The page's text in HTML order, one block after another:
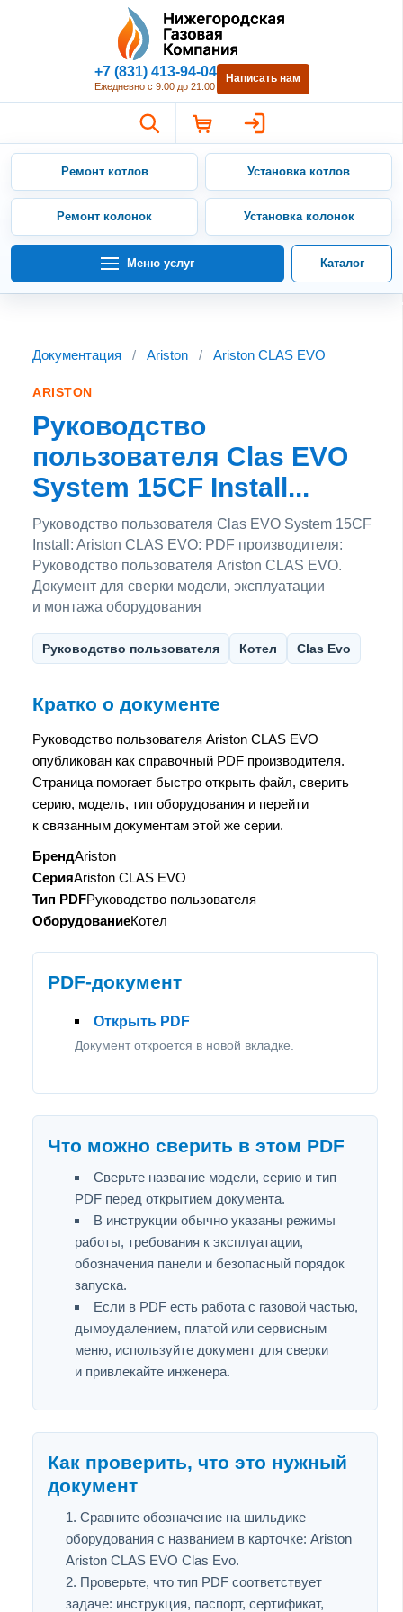
Нижегородская Газовая
+7 (831) 413-94-04
Ежедневно с 9:00 до 21:00
Написать нам
Ремонт котлов Установка котлов
Ремонт колонок Установка колонок
Меню услуг Каталог
Документация / Ariston / Ariston CLAS EVO
ARISTON
Руководство
пользователя Clas EVO
System 15CF Install...
Руководство пользователя Clas EVO System 15CF
Install: Ariston CLAS EVO: PDF производителя:
Руководство пользователя Ariston CLAS EVO.
Документ для сверки модели, эксплуатации
и монтажа оборудования
Руководство пользователя Котел Clas Evo
Кратко о документе
Руководство пользователя Ariston CLAS EVO
опубликован как справочный PDF производителя.
Страница помогает быстро открыть файл, сверить
серию, модель, тип оборудования и перейти
к связанным документам этой же серии.
БрендAriston
СерияAriston CLAS EVO
Тип PDFРуководство пользователя
ОборудованиеКотел
PDF-документ
Открыть PDF
Документ откроется в новой вкладке.
Что можно сверить в этом PDF
Сверьте название модели, серию и тип
PDF перед открытием документа.
В инструкции обычно указаны режимы
работы, требования к эксплуатации,
обозначения панели и безопасный порядок
запуска.
Если в PDF есть работа с газовой частью,
дымоудалением, платой или сервисным
меню, используйте документ для сверки
и привлекайте инженера.
Как проверить, что это нужный
документ
Сравните обозначение на шильдике
оборудования с названием в карточке: Ariston
Ariston CLAS EVO Clas Evo.
Проверьте, что тип PDF соответствует
задаче: инструкция, паспорт, сертификат,